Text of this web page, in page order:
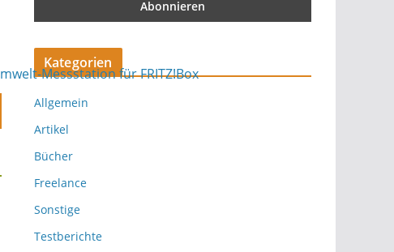
Kategorien
Allgemein
Artikel
Bücher
Freelance
Sonstige
Testberichte